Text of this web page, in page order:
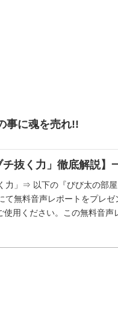
事に魂を売れ!!
チ抜く力」徹底解説
力」⇒ 以下の『びび太の部
て無料音声レポートをプレ
用ください。この無料音声